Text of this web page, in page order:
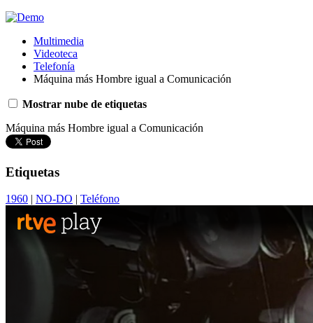
Multimedia
Videoteca
Telefonía
Máquina más Hombre igual a Comunicación
Mostrar nube de etiquetas
Máquina más Hombre igual a Comunicación
Etiquetas
1960 | NO-DO | Teléfono